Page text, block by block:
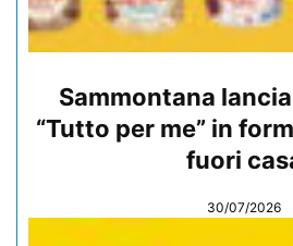
Sammontana
“Tutto per me” in
fuori
30/07/2026